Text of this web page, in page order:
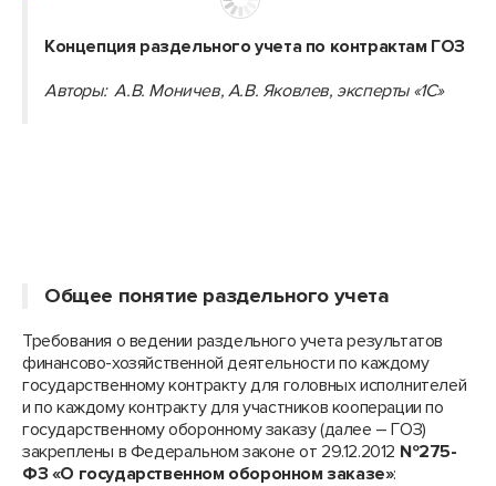
Концепция раздельного учета по контрактам ГОЗ
Авторы: А.В. Моничев, А.В. Яковлев, эксперты «1С»
Общее понятие раздельного учета
Требования о ведении раздельного учета результатов
финансово-хозяйственной деятельности по каждому
государственному контракту для головных исполнителей
и по каждому контракту для участников кооперации по
государственному оборонному заказу (далее – ГОЗ)
закреплены в Федеральном законе от 29.12.2012 №275-
ФЗ «О государственном оборонном заказе»: